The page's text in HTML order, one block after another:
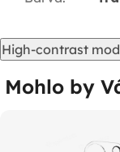
High-contrast
Mohlo by